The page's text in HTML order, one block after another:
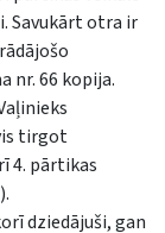
Savukārt otra ir
nr. 66 kopija.
tirgot
4. pārtikas
dziedājuši, gan